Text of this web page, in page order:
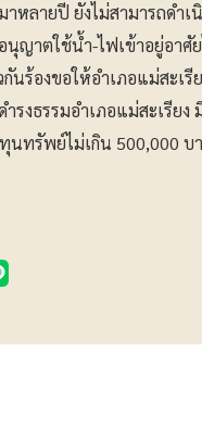
หลายปี ยังไม่สามารถดำเ
าตใช้น้ำ-ไฟเข้าอยู่อาศัย
ร้องขอให้อำเภอแม่สะเรี
งธรรมอำเภอแม่สะเรียง
รัพย์ไม่เกิน 500,000 บา